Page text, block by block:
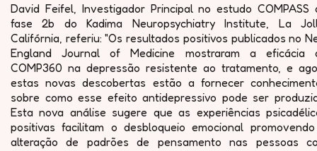
David Feifel, Investigador Principal no estudo COMPASS
fase 2b do Kadima Neuropsychiatry Institute, La
Califórnia, referiu: "Os resultados positivos publicados no
England Journal of Medicine mostraram a eficácia
COMP360 na depressão resistente ao tratamento, e
estas novas descobertas estão a fornecer
sobre como esse efeito antidepressivo pode ser
Esta nova análise sugere que as experiências
positivas facilitam o desbloqueio emocional
alteração de padrões de pensamento nas pessoas